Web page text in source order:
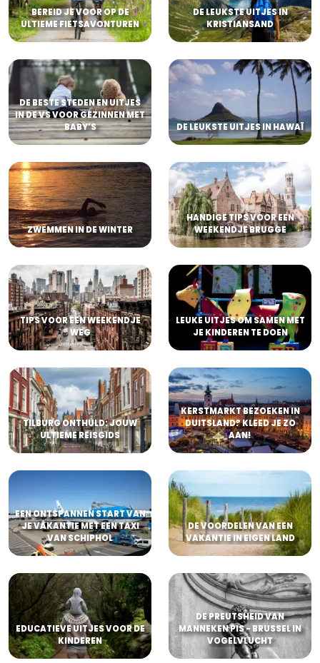
BEREID JE VOOR OP DE
ULTIEME FIETSAVONTUREN
DE LEUKSTE UITJES IN
KRISTIANSAND
DE BESTE STEDEN EN UITJES
IN DE VS VOOR GEZINNEN MET
BABY’S
DE LEUKSTE UITJES IN HAWAÏ
ZWEMMEN IN DE WINTER
HANDIGE TIPS VOOR EEN
WEEKENDJE BRUGGE
TIPS VOOR EEN WEEKENDJE
WEG
LEUKE UITJES OM SAMEN MET
JE KINDEREN TE DOEN
TILBURG ONTHULD: JOUW
ULTIEME REISGIDS
KERSTMARKT BEZOEKEN IN
DUITSLAND? KLEED JE ZO
AAN!
EEN ONTSPANNEN START VAN
JE VAKANTIE MET EEN TAXI
VAN SCHIPHOL
DE VOORDELEN VAN EEN
VAKANTIE IN EIGEN LAND
EDUCATIEVE UITJES VOOR DE
KINDEREN
DE PREUTSHEID VAN
MANNEKEN PIS - BRUSSEL IN
VOGELVLUCHT